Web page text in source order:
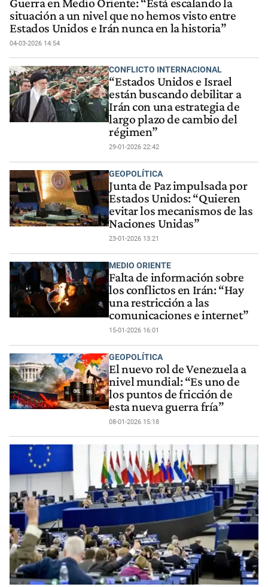
situación a un nivel que no hemos visto entre
Estados Unidos e Irán nunca en la historia”
04-03-2026 14:54
CONFLICTO INTERNACIONAL
“Estados Unidos e Israel
están buscando debilitar a
Irán con una estrategia de
largo plazo de cambio del
régimen”
29-01-2026 22:42
GEOPOLÍTICA
Junta de Paz impulsada por
Estados Unidos: “Quieren
evitar los mecanismos de las
Naciones Unidas”
23-01-2026 13:21
MEDIO ORIENTE
Falta de información sobre
los conflictos en Irán: “Hay
una restricción a las
comunicaciones e internet”
15-01-2026 16:01
GEOPOLÍTICA
El nuevo rol de Venezuela a
nivel mundial: “Es uno de
los puntos de fricción de
esta nueva guerra fría”
08-01-2026 15:18